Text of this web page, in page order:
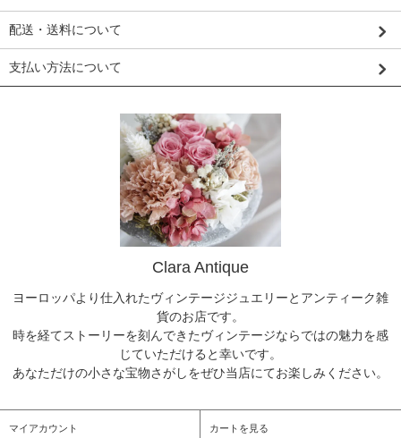
配送・送料について
支払い方法について
Clara Antique
ヨーロッパより仕入れたヴィンテージジュエリーとアンティーク雑
貨のお店です。
時を経てストーリーを刻んできたヴィンテージならではの魅力を感
じていただけると幸いです。
あなただけの小さな宝物さがしをぜひ当店にてお楽しみください。
マイアカウント カートを見る